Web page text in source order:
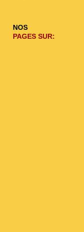
NOS
PAGES SUR: